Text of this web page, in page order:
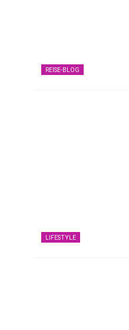
REISE-BLOG
LIFESTYLE